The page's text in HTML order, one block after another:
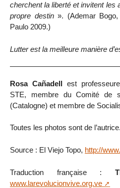
cherchent la liberté et invitent les
propre destin». (Ademar Bogo,
Paulo 2009.)
Lutter est la meilleure manière
Rosa Cañadellest
STE, membre du Comité de
(Catalogne) et membre de
Toutes les photos sont de l’autrice.
Source : El Viejo Topo, http://
Traduction française :
www.larevolucionvive.org.ve